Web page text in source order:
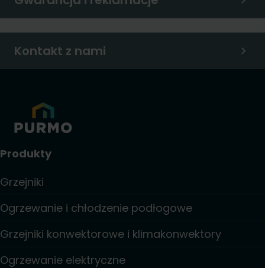
Kontakt z nami
Produkty
Grzejniki
Ogrzewanie i chłodzenie podłogowe
Grzejniki konwektorowe i klimakonwektory
Ogrzewanie elektryczne